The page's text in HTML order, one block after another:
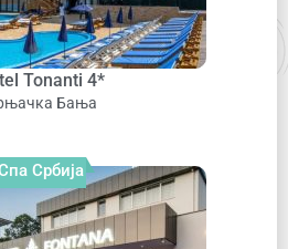
Tonanti 4*
Бања
Србија